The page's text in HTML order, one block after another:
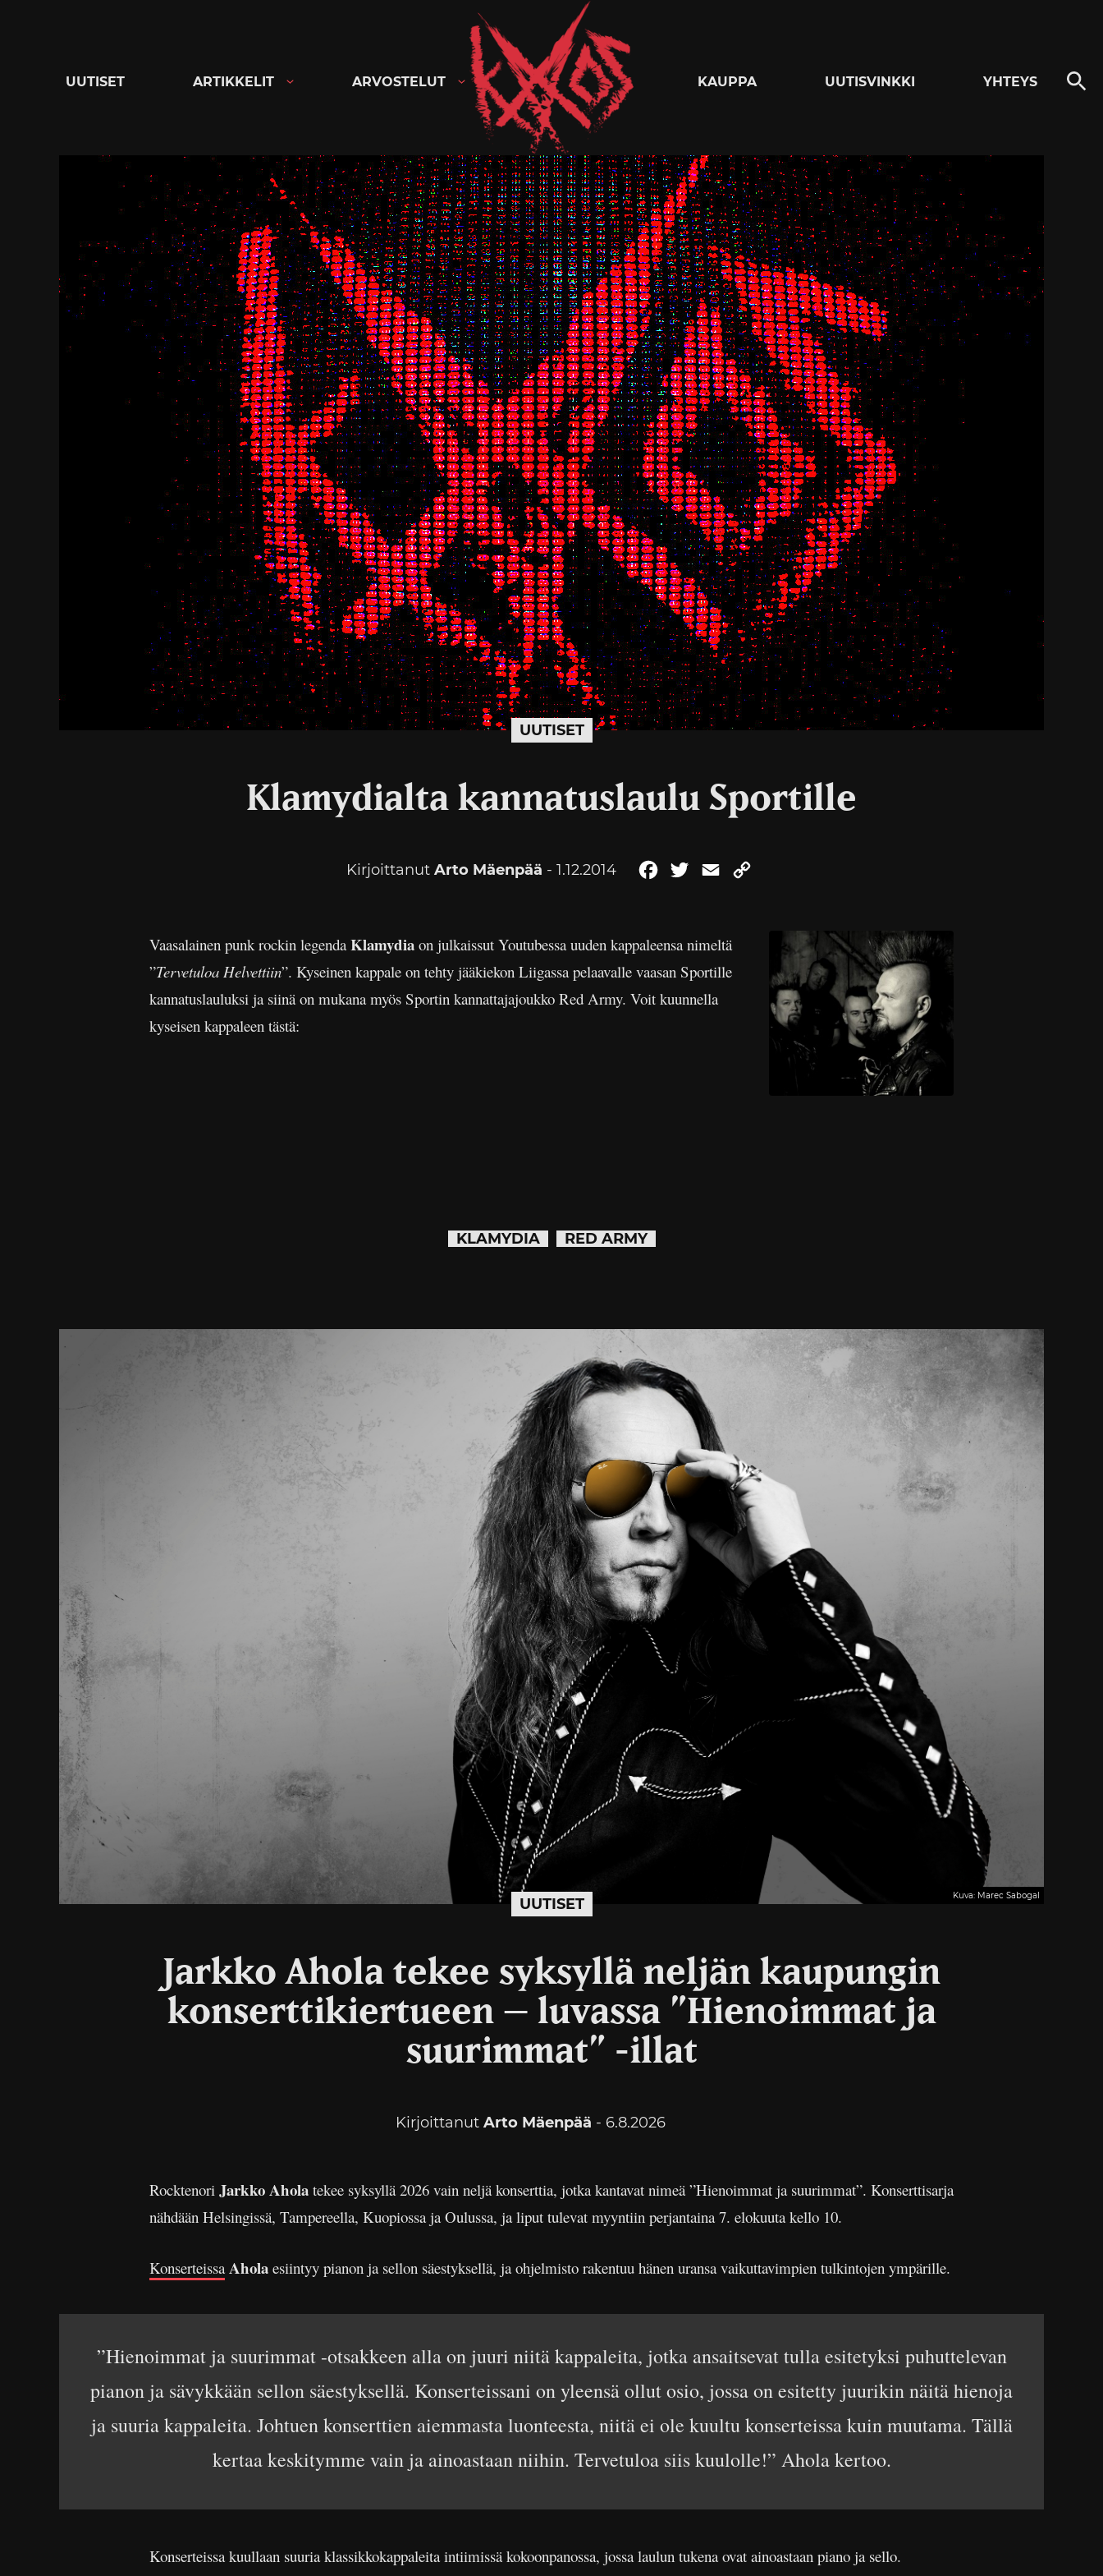
Kaaoszine
UUTISET ARTIKKELIT ARVOSTELUT KAUPPA UUTISVINKKI YHTEYS
UUTISET
Klamydialta kannatuslaulu Sportille
Kirjoittanut Arto Mäenpää - 1.12.2014 FacebookTwitterEmail
Vaasalainen punk rockin legendaKlamydia on julkaissut Youtubessa uuden kappaleensa nimeltä
”Tervetuloa Helvettiin”. Kyseinen kappale on tehty jääkiekon Liigassa pelaavalle vaasan Sportille
kannatuslauluksi ja siinä on mukana myös Sportin kannattajajoukko Red Army. Voit kuunnella
kyseisen kappaleen tästä:
KLAMYDIA RED ARMY
UUTISET Kuva: Marec Sabogal
Jarkko Ahola tekee syksyllä neljän kaupungin
konserttikiertueen – luvassa ”Hienoimmat ja
suurimmat” -illat
Kirjoittanut Arto Mäenpää - 6.8.2026
Rocktenori Jarkko Ahola tekee syksyllä 2026 vain neljä konserttia, jotka kantavat nimeä ”Hienoimmat ja suurimmat”. Konserttisarja
nähdään Helsingissä, Tampereella, Kuopiossa ja Oulussa, ja liput tulevat myyntiin perjantaina 7. elokuuta kello 10.
Konserteissa Ahola esiintyy pianon ja sellon säestyksellä, ja ohjelmisto rakentuu hänen uransa vaikuttavimpien tulkintojen ympärille.
”Hienoimmat ja suurimmat -otsakkeen alla on juuri niitä kappaleita, jotka ansaitsevat tulla esitetyksi puhuttelevan
pianon ja sävykkään sellon säestyksellä. Konserteissani on yleensä ollut osio, jossa on esitetty juurikin näitä hienoja
ja suuria kappaleita. Johtuen konserttien aiemmasta luonteesta, niitä ei ole kuultu konserteissa kuin muutama. Tällä
kertaa keskitymme vain ja ainoastaan niihin. Tervetuloa siis kuulolle!” Ahola kertoo.
Konserteissa kuullaan suuria klassikkokappaleita intiimissä kokoonpanossa, jossa laulun tukena ovat ainoastaan piano ja sello.